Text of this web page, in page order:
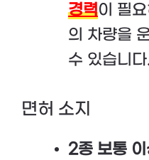
경력이 필
의 차량을
수 있습니
면허 소지
2종 보통